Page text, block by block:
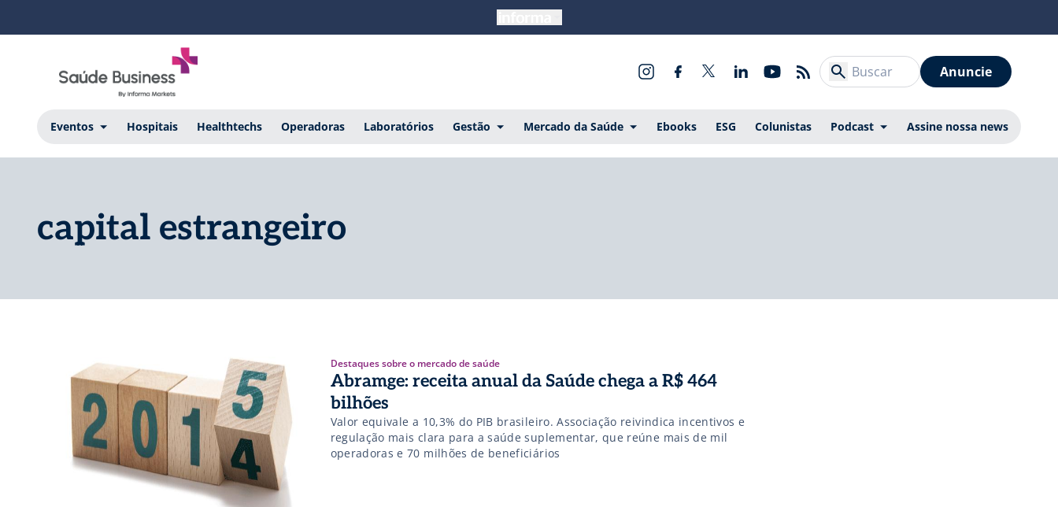
Anuncie
Eventos Hospitais Healthtechs Operadoras Laboratórios Gestão Mercado da Saúde Ebooks ESG Colunistas Podcast Assine nossa news
capital estrangeiro
Destaques sobre o mercado de saúde
Abramge: receita anual da Saúde chega a R$ 464
bilhões
Valor equivale a 10,3% do PIB brasileiro. Associação reivindica incentivos e
regulação mais clara para a saúde suplementar, que reúne mais de mil
operadoras e 70 milhões de beneficiários